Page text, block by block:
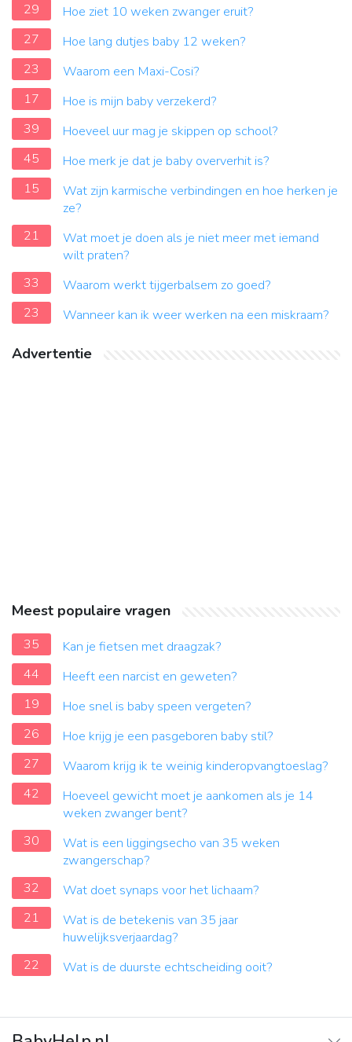
29
Hoe ziet 10 weken zwanger eruit?
27
Hoe lang dutjes baby 12 weken?
23
Waarom een Maxi-Cosi?
17
Hoe is mijn baby verzekerd?
39
Hoeveel uur mag je skippen op school?
45
Hoe merk je dat je baby oververhit is?
15
Wat zijn karmische verbindingen en hoe herken je
ze?
21
Wat moet je doen als je niet meer met iemand
wilt praten?
33
Waarom werkt tijgerbalsem zo goed?
23
Wanneer kan ik weer werken na een miskraam?
Advertentie
Meest populaire vragen
35
Kan je fietsen met draagzak?
44
Heeft een narcist en geweten?
19
Hoe snel is baby speen vergeten?
26
Hoe krijg je een pasgeboren baby stil?
27
Waarom krijg ik te weinig kinderopvangtoeslag?
42
Hoeveel gewicht moet je aankomen als je 14
weken zwanger bent?
30
Wat is een liggingsecho van 35 weken
zwangerschap?
32
Wat doet synaps voor het lichaam?
21
Wat is de betekenis van 35 jaar
huwelijksverjaardag?
22
Wat is de duurste echtscheiding ooit?